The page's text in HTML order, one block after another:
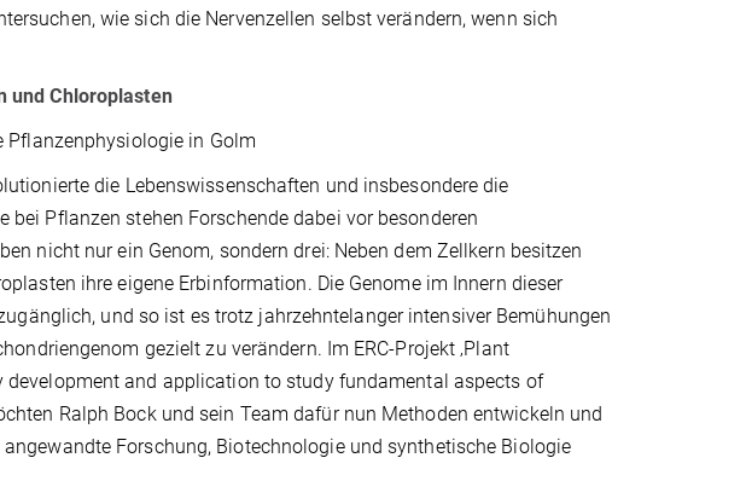
wie sich die Nervenzellen selbst verändern, wenn sich
und Chloroplasten
Pflanzenphysiologie in Golm
die Lebenswissenschaften und insbesondere die
Pflanzen stehen Forschende dabei vor besonderen
nicht nur ein Genom, sondern drei: Neben dem Zellkern besitzen
ihre eigene Erbinformation. Die Genome im Innern dieser
und so ist es trotz jahrzehntelanger intensiver Bemühungen
gezielt zu verändern. Im ERC-Projekt ‚Plant
and application to study fundamental aspects of
Ralph Bock und sein Team dafür nun Methoden entwickeln und
Forschung, Biotechnologie und synthetische Biologie